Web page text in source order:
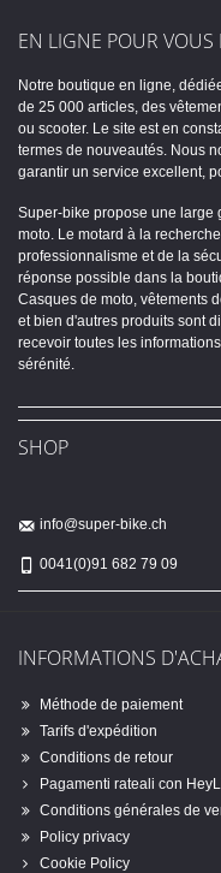
EN LIGNE POUR VOUS
Notre boutique en ligne,
de 25 000 articles, des
ou scooter. Le site est en
termes de nouveautés. Nous
garantir un service excellent,
Super-bike propose une large
moto. Le motard à la
professionnalisme et de la
réponse possible dans la
Casques de moto, vêtements
et bien d'autres produits sont
recevoir toutes les
sérénité.
SHOP
info@super-bike.ch
0041(0)91 682 79 09
INFORMATIONS
Méthode de paiement
Tarifs d'expédition
Conditions de retour
Pagamenti rateali con
Conditions générales de
Policy privacy
Cookie Policy